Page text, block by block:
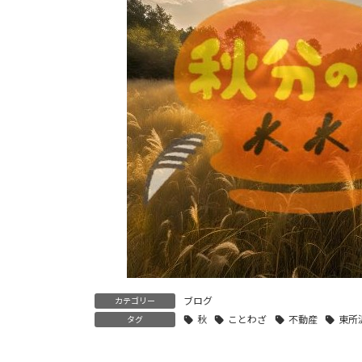
カテゴリー ブログ
タグ 秋 ことわざ 不動産 東所